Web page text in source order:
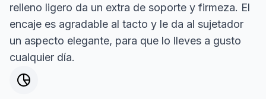
relleno ligero da un extra de soporte y firmeza. El
encaje es agradable al tacto y le da al sujetador
un aspecto elegante, para que lo lleves a gusto
cualquier día.